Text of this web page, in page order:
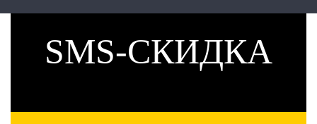
SMS-СКИДКА